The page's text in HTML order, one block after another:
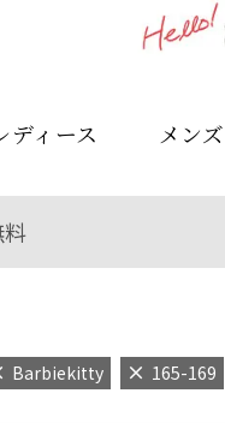
ディース メンズ
Barbiekitty 165-169